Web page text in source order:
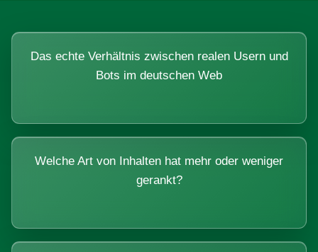
Das echte Verhältnis zwischen realen Usern und
Bots im deutschen Web
Welche Art von Inhalten hat mehr oder weniger
gerankt?